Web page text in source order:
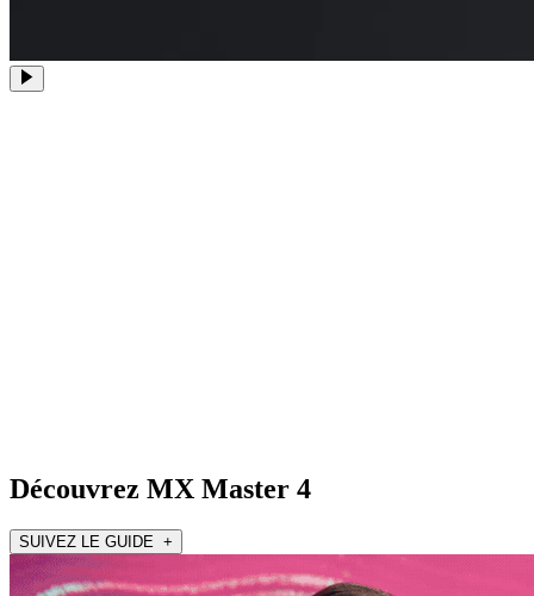
Découvrez MX Master 4
SUIVEZ LE GUIDE +